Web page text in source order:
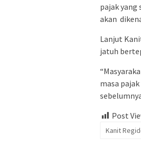
pajak yang
akan
Lanjut
jatuh
masa
Post
Kanit